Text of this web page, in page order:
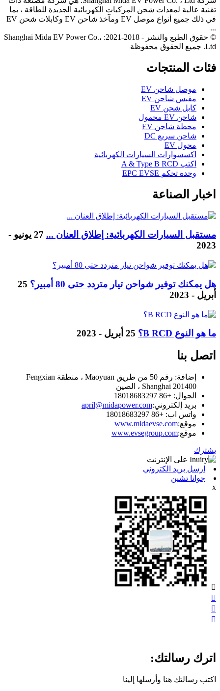
تقنية عالية لمعدات شحن المركبات الكهربائية الجديدة للطاقة ، بما
في ذلك جميع أنواع موصل EV ومآخذ شاحن EV وكابلات شحن EV
...
© حقوق الطبع والنشر - 2018-2021: Shanghai Mida EV Power Co.،
Ltd. جميع الحقوق محفوظة
فئات المنتجات
موصل شاحن EV
مقبس شاحن EV
كابل شحن EV
شاحن EV محمول
محطة شاحن EV
شاحن سريع DC
محول EV
اكسسوارات السيارات الكهربائية
اكتب A & Type B RCD
وحدة تحكم EPC EVSE
اخبار الصناعة
مستقبل السيارات الكهربائية: إطلاق العنان ...
27 يونيو -
2023
هل يمكنك توفير شواحن تيار متردد حتى 80 أمبير؟
25
أبريل - 2023
ما هو النوع B RCD؟ 25 أبريل - 2023
اتصل بنا
إضافة: رقم 50 من طريق Maoyuan ، منطقة Fengxian
Shanghai 201400 ، الصين
الجوال: +86 18018683297
بريد إلكتروني:april@midapower.com
واتس اب: +86 18018683297
موقع:www.midaevse.com
موقع:www.evsegroup.com
يشترك
ارسل بريد الكتروني
جوانا تشين
x




اترك رسالتك:
اكتب رسالتك هنا وأرسلها إلينا